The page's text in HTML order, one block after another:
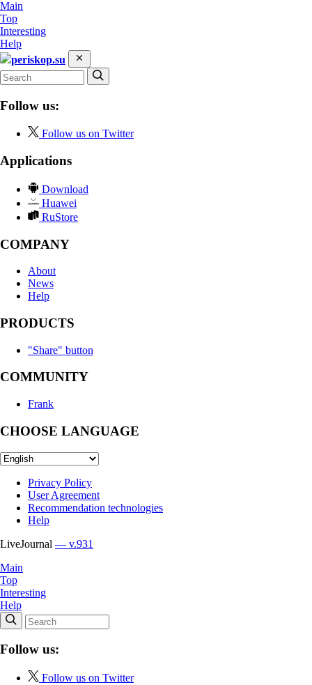
Main
Top
Interesting
Help
periskop.su
Follow us:
Follow us on Twitter
Applications
Download
Huawei
RuStore
COMPANY
About
News
Help
PRODUCTS
"Share" button
COMMUNITY
Frank
CHOOSE LANGUAGE
Privacy Policy
User Agreement
Recommendation technologies
Help
LiveJournal — v.931
Main
Top
Interesting
Help
Follow us:
Follow us on Twitter